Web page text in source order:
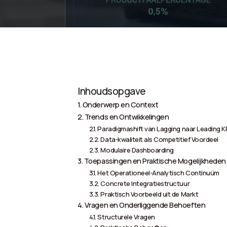
Inhoudsopgave
Onderwerp en Context
Trends en Ontwikkelingen
Paradigmashift van Lagging naar Leading
Data-kwaliteit als Competitief Voordeel
Modulaire Dashboarding
Toepassingen en Praktische Mogelijkheden
Het Operationeel-Analytisch Continuüm
Concrete Integratiestructuur
Praktisch Voorbeeld uit de Markt
Vragen en Onderliggende Behoeften
Structurele Vragen